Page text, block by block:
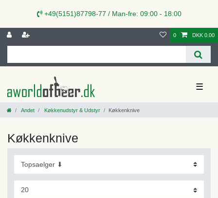
+49(5151)87798-77 / Man-fre: 09:00 - 18:00
0 DKK 0.00
☰
Andet Køkkenudstyr & Udstyr Køkkenknive
Køkkenknive